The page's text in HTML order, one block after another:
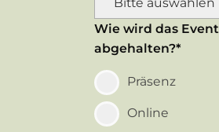
Wie wird das Event
abgehalten?*
Präsenz
Online